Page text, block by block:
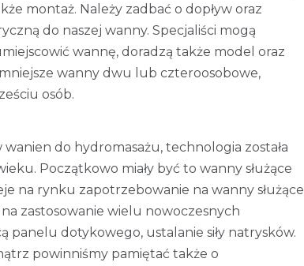
montaż. Należy zadbać o dopływ oraz
do naszej wanny. Specjaliści mogą
wannę, doradzą także model oraz
wanny dwu lub czteroosobowe,
osób.
do hydromasażu, technologia została
Początkowo miały być to wanny służące
na rynku zapotrzebowanie na wanny służące
zastosowanie wielu nowoczesnych
panelu dotykowego, ustalanie siły natrysków.
powinniśmy pamiętać także o